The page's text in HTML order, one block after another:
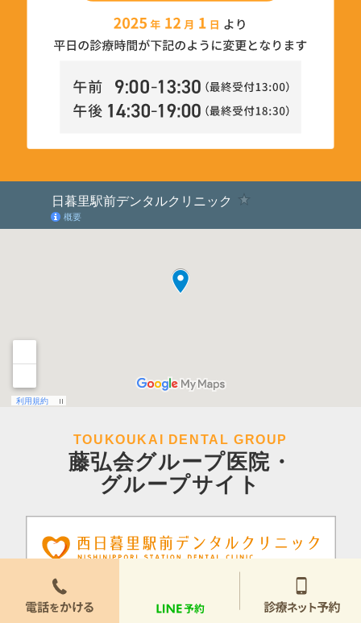
TOUKOUKAI DENTAL GROUP
藤弘会グループ医院・
グループサイト